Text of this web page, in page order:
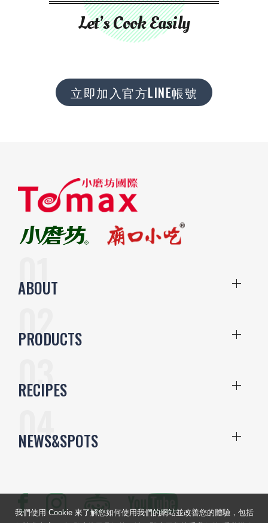
Let’s Cook Easily
立即加入官方LINE帳號
ABOUT
PRODUCTS
RECIPES
NEWS&SPOTS
我們使用 Cookie 來了解您如何使用我們的網站並改善您的體驗，包括